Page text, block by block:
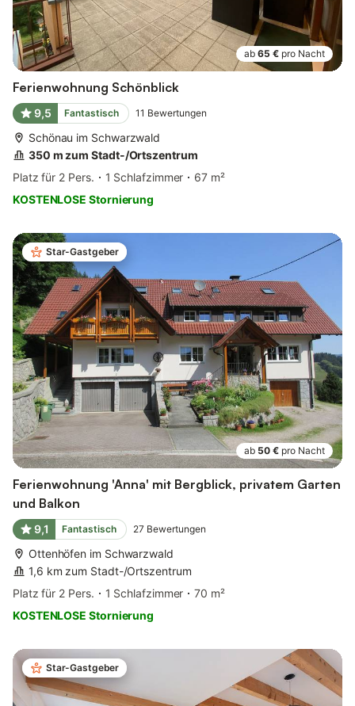
ab 65 € pro Nacht
Ferienwohnung Schönblick
9,5 Fantastisch 11 Bewertungen
Schönau im Schwarzwald
350 m zum Stadt-/Ortszentrum
Platz für 2 Pers.
1 Schlafzimmer
67 m²
KOSTENLOSE Stornierung
Star-Gastgeber
ab 50 € pro Nacht
Ferienwohnung 'Anna' mit Bergblick, privatem Garten
und Balkon
9,1 Fantastisch 27 Bewertungen
Ottenhöfen im Schwarzwald
1,6 km zum Stadt-/Ortszentrum
Platz für 2 Pers.
1 Schlafzimmer
70 m²
KOSTENLOSE Stornierung
Star-Gastgeber